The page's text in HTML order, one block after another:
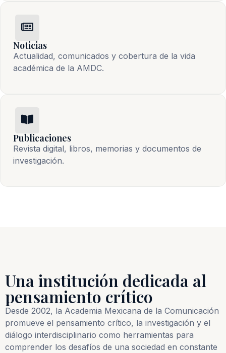
Noticias
Actualidad, comunicados y cobertura de la vida
académica de la AMDC.
Publicaciones
Revista digital, libros, memorias y documentos de
investigación.
Una institución dedicada al
pensamiento crítico
Desde 2002, la Academia Mexicana de la Comunicación
promueve el pensamiento crítico, la investigación y el
diálogo interdisciplinario como herramientas para
comprender los desafíos de una sociedad en constante